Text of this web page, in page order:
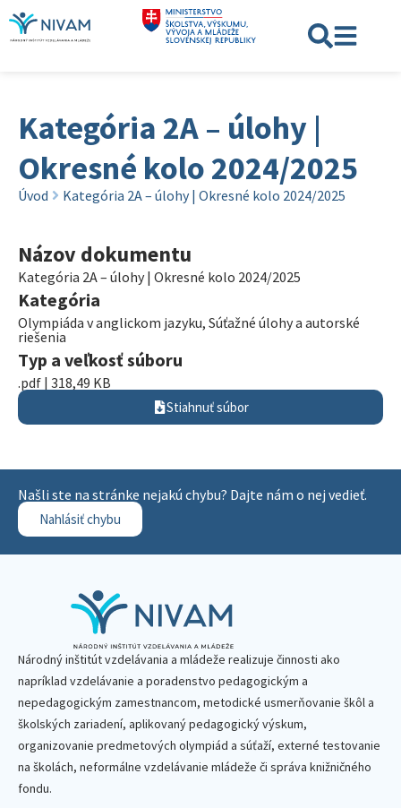
Kategória 2A – úlohy |
Okresné kolo 2024/2025
Úvod Kategória 2A – úlohy | Okresné kolo 2024/2025
Názov dokumentu
Kategória 2A – úlohy | Okresné kolo 2024/2025
Kategória
Olympiáda v anglickom jazyku, Súťažné úlohy a autorské
riešenia
Typ a veľkosť súboru
.pdf | 318,49 KB
Stiahnuť súbor
Našli ste na stránke nejakú chybu? Dajte nám o nej vedieť.
Nahlásiť chybu
Národný inštitút vzdelávania a mládeže realizuje činnosti ako
napríklad vzdelávanie a poradenstvo pedagogickým a
nepedagogickým zamestnancom, metodické usmerňovanie škôl a
školských zariadení, aplikovaný pedagogický výskum,
organizovanie predmetových olympiád a súťaží, externé testovanie
na školách, neformálne vzdelávanie mládeže či správa knižničného
fondu.